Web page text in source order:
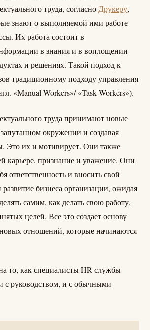
труда, согласно Друкеру,
знают о выполняемой ими работе
Их работа состоит в
в знания и в воплощении
и решениях. Такой подход к
традиционному подходу управления
«Manual Workers»/ «Task Workers»).
труда принимают новые
окружении и создавая
Это их и мотивирует. Они также
карьере, признание и уважение. Они
ответственность и вносить свой
развитие бизнеса организации, ожидая
самим, как делать свою работу,
целей. Все это создает основу
отношений, которые начинаются
то, как специалисты HR-службы
с руководством, и с обычными